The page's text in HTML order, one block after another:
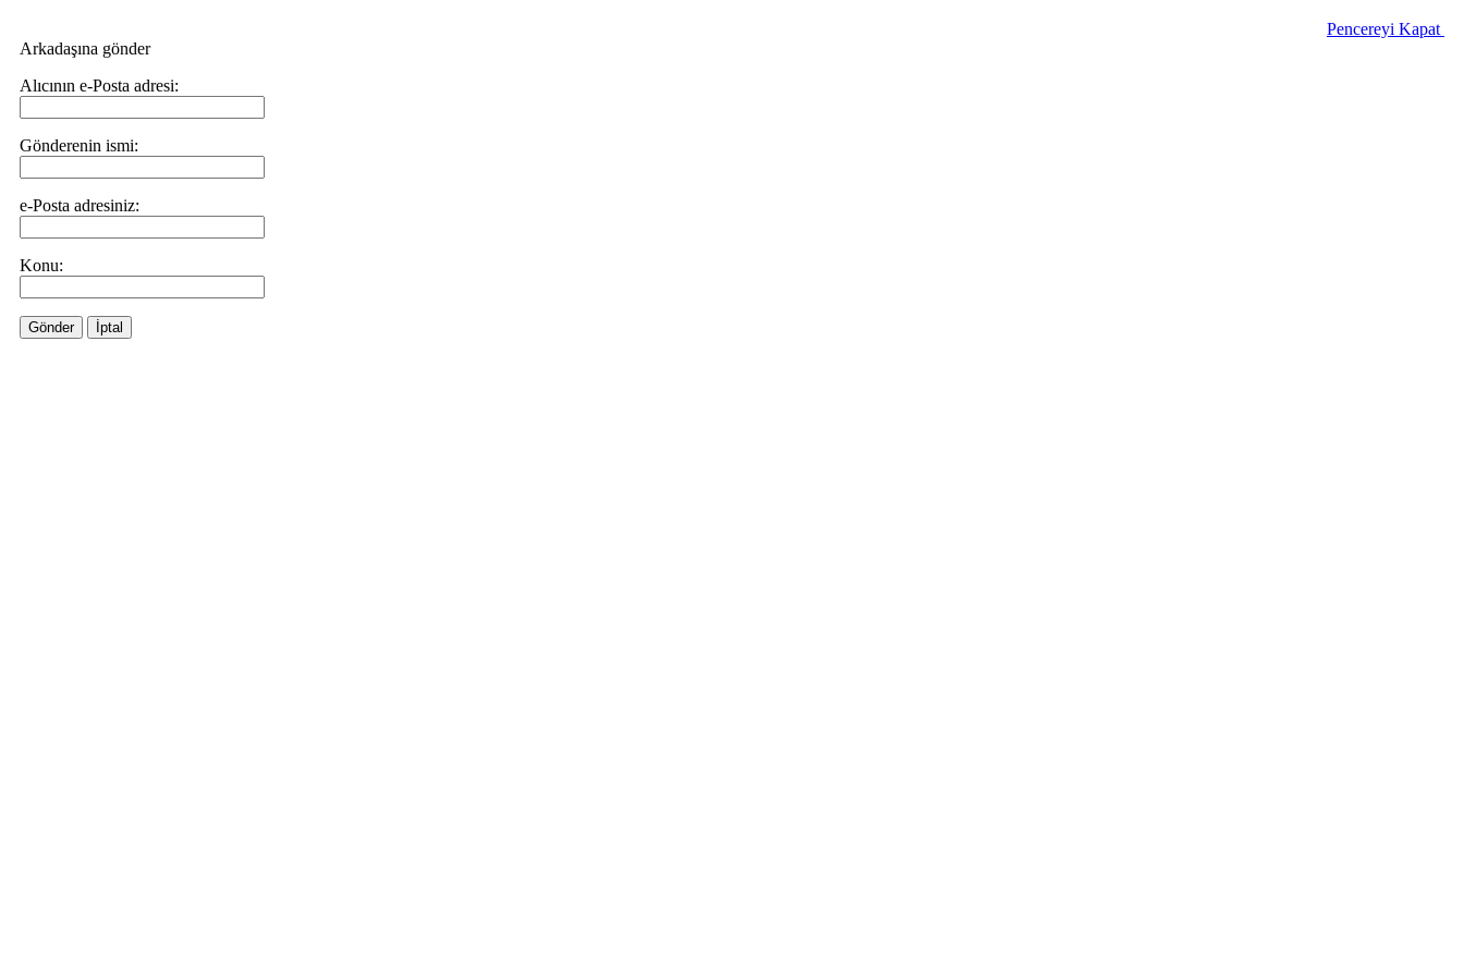
Pencereyi Kapat
Arkadaşına gönder
Alıcının e-Posta adresi:
Gönderenin ismi:
e-Posta adresiniz:
Konu:
Gönder İptal